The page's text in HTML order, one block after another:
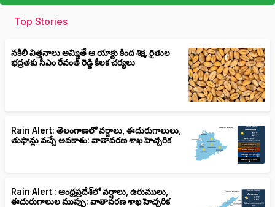
Top Stories
నకిలీ విత్తనాలు అమ్మితే ఆ యాక్టు కింద శిక్ష, రైతుల
భద్రతకు సీఎం రేవంత్ రెడ్డి కీలక చర్యలు
Rain Alert: తెలంగాణలో వర్షాలు, ఈదురుగాలులు,
తుఫాన్లు వచ్చే అవకాశం: వాతావరణ శాఖ హెచ్చరిక
Rain Alert : ఆంధ్రప్రదేశ్‌లో వర్షాలు, ఉరుములు,
ఈదురుగాలుల ముప్పు: వాతావరణ శాఖ హెచ్చరిక